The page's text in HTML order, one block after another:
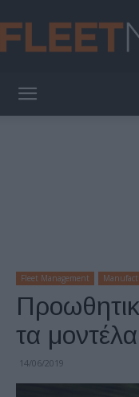
Fleet Management
τα
14/06/2019